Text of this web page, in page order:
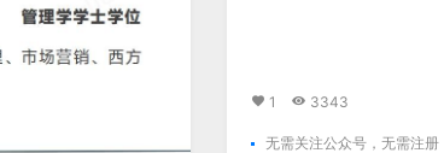
1 3343
无需关注公众号，无需注